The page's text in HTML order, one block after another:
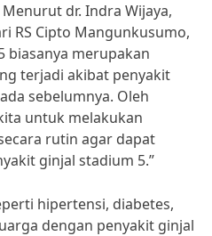
dr. Indra Wijaya,
RS Cipto Mangunkusumo,
biasanya merupakan
terjadi akibat penyakit
sebelumnya. Oleh
untuk melakukan
rutin agar dapat
ginjal stadium 5.”
hipertensi, diabetes,
dengan penyakit ginjal